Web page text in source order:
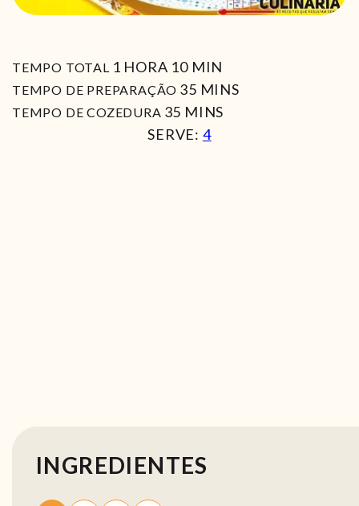
TEMPO TOTAL 1 HORA
HORA 10MIN
MIN
TEMPO DE PREPARAÇÃO 35MIN
MINS
TEMPO DE COZEDURA 35 MIN
MINS
SERVE: 4
INGREDIENTES